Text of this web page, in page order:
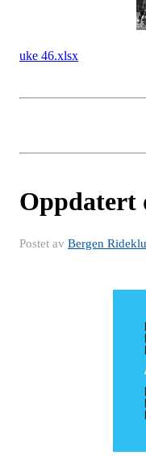
uke 46.xlsx
Oppdatert
Postet av Bergen